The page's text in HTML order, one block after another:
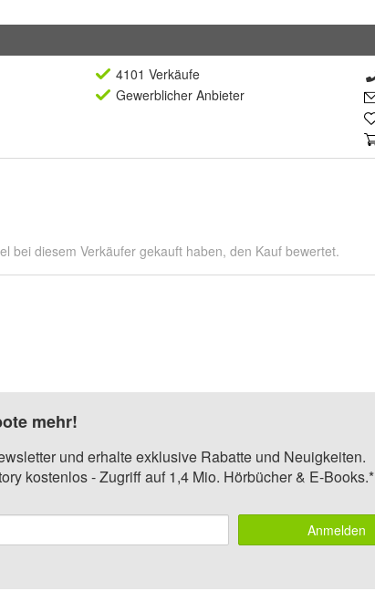
4101 Verkäufe
Gewerblicher Anbieter
bei diesem Verkäufer gekauft haben, den Kauf bewertet.
mehr!
und erhalte exklusive Rabatte und Neuigkeiten.
kostenlos - Zugriff auf 1,4 Mio. Hörbücher & E-Books.*
Anmelden